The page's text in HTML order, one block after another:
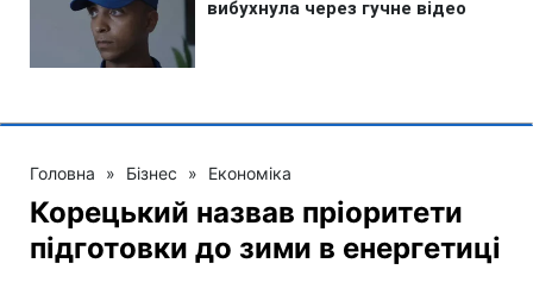
Головна » Бізнес » Економіка
Корецький назвав пріоритети
підготовки до зими в енергетиці